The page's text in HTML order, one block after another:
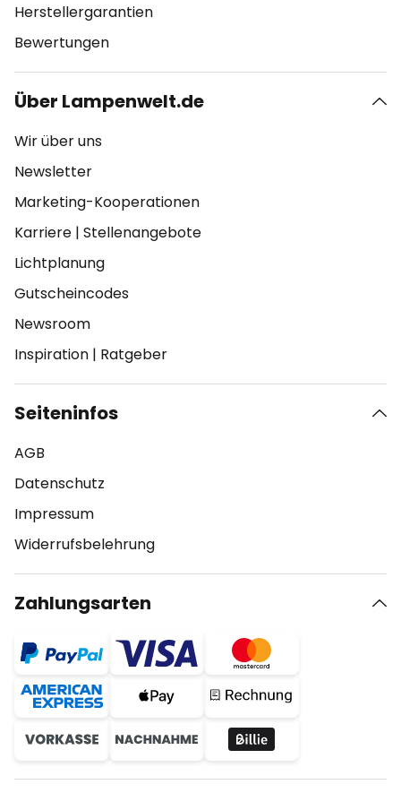
Herstellergarantien
Bewertungen
Über Lampenwelt.de
Wir über uns
Newsletter
Marketing-Kooperationen
Karriere | Stellenangebote
Lichtplanung
Gutscheincodes
Newsroom
Inspiration | Ratgeber
Seiteninfos
AGB
Datenschutz
Impressum
Widerrufsbelehrung
Zahlungsarten